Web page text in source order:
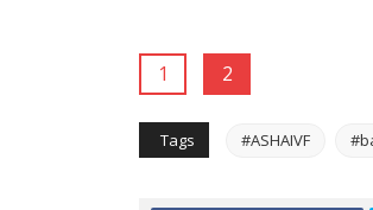
1 2
Tags #ASHAIVF